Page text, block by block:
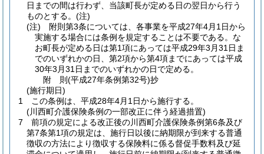
日までの間は行わず、当該町長が定める日の翌日から行う
ものとする。 (注)
(注) 附則第3条については、各事業を平成27年4月1日から
実施する場合には条例を規定することは不要である。な
お町長が定める日は第1項にあっては平成29年3月31日ま
でのいずれかの日、第2項から第4項までにあっては平成
30年3月31日までのいずれかの日で定める。
附 則(平成27年条例第32号)抄
(施行期日)
1
この条例は、平成28年4月1日から施行する。
(川西町介護保険条例の一部改正に伴う経過措置)
7
前項の規定による改正後の川西町介護保険条例第6条及び
第7条第1項の規定は、施行日以後に納期限が到来する普通
徴収の方法により徴収する保険料に係る督促手数料及び延